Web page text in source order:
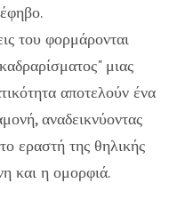
του φορμάρονται
μιας
αποτελούν ένα
αναδεικνύοντας
εραστή της θηλικής
και η ομορφιά.